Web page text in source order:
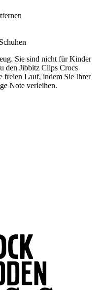
Sie sind nicht für Kinder
den Jibbitz Clips Crocs
freien Lauf, indem Sie Ihrer
Note verleihen.